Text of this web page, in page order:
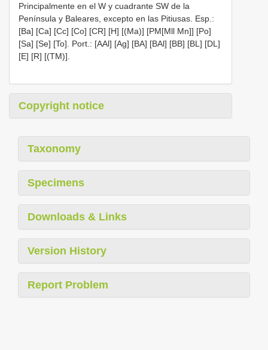
Principalmente en el W y cuadrante SW de la
Península y Baleares, excepto en las Pitiusas. Esp.:
[Ba] [Ca] [Cc] [Co] [CR] [H] [(Ma)] [PM[Mll Mn]] [Po]
[Sa] [Se] [To]. Port.: [AAl] [Ag] [BA] [BAl] [BB] [BL] [DL]
[E] [R] [(TM)].
Copyright notice
Taxonomy
Specimens
Downloads & Links
Version History
Report Problem